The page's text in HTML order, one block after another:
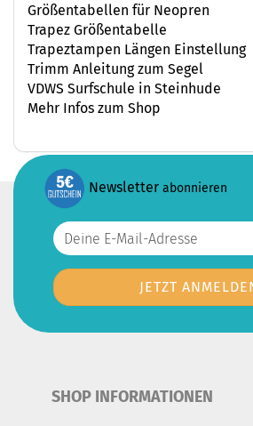
Größentabellen für Neopren
Trapez Größentabelle
Trapeztampen Längen Einstellung
Trimm Anleitung zum Segel
VDWS Surfschule in Steinhude
Mehr Infos zum Shop
Newsletter abonnieren
SHOP INFORMATIONEN